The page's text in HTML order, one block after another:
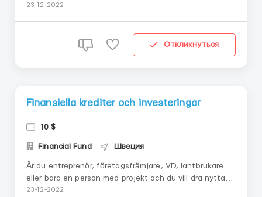
Få finansiella lån från 5 000 EUR till 575 000 000 EUR
23-12-2022
Откликнуться
Finansiella krediter och investeringar
10 $
Financial Fund Швеция
Är du entreprenör, företagsfrämjare, VD, lantbrukare
eller bara en person med projekt och du vill dra nytta
av medel för att investera i ditt projekt har du kommit
23-12-2022